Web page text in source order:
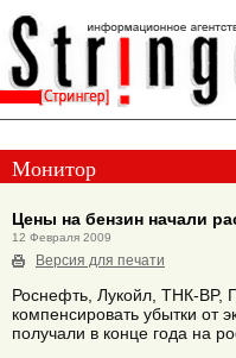
Монитор
Цены на бензин начали
12 Февраля 2009
Версия для печати
Роснефть, Лукойл, ТНК-BP,
компенсировать убытки от
получали в конце года на